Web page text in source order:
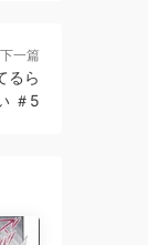
下一篇
るら
＃5